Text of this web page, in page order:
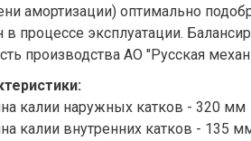
амортизации) оптимально
в процессе эксплуатации.
производства АО "Русская
калии наружных катков - 320 мм
калии внутренних катков - 135